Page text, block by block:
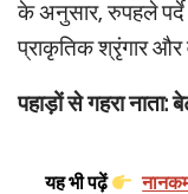
के अनुसार, रुपहले पर्दे
प्राकृतिक श्रृंगार और
पहाड़ों से गहरा नाता:
यह भी पढ़ें